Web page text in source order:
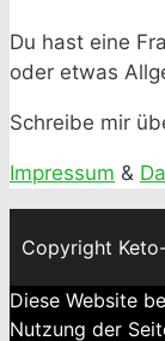
Du hast eine
oder etwas
Schreibe mir
Impressum &
Copyright
Diese Website
Nutzung der